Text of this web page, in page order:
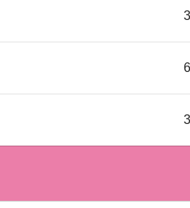
3
6
3